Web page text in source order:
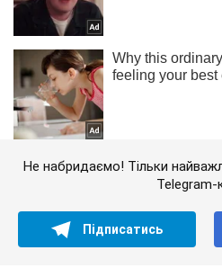
Не набридаємо! Тільки
Telegram-
Підписатись